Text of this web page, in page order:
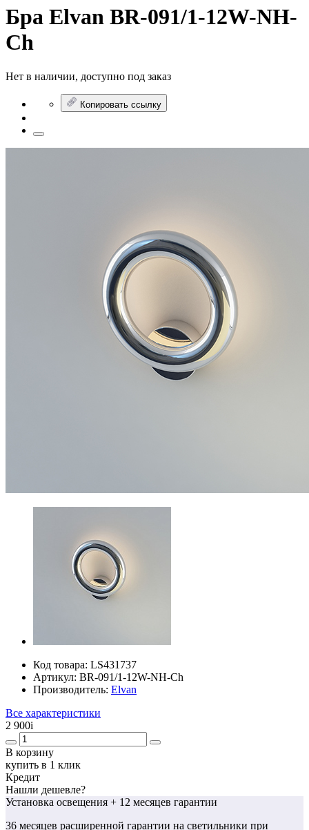
Бра Elvan BR-091/1-12W-NH-
Ch
Нет в наличии, доступно под заказ
Копировать ссылку
Код товара: LS431737
Артикул: BR-091/1-12W-NH-Ch
Производитель: Elvan
Все характеристики
2 900i
В корзину
купить в 1 клик
Кредит
Нашли дешевле?
Установка освещения + 12 месяцев гарантии
36 месяцев расширенной гарантии на светильники при